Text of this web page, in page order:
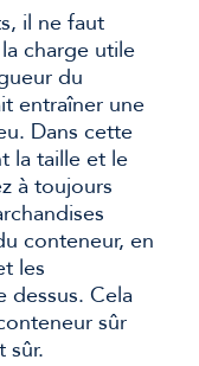
il ne faut
charge utile
du
entraîner une
Dans cette
la taille et le
à toujours
conteneur, en
les
dessus. Cela
sûr
sûr.